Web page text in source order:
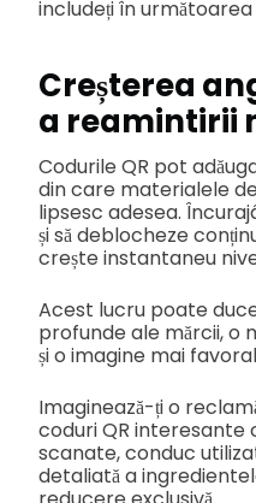
includeți în
Creșterea
a reamintirii
Codurile QR pot
din care materialele
lipsesc adesea.
și să deblocheze
crește instantaneu
Acest lucru poate
profunde ale mărcii, o
și o imagine mai
Imaginează-ți o
coduri QR interesante
scanate, conduc
detaliată a